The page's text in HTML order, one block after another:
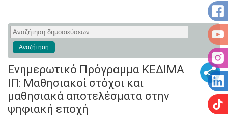
Ενημερωτικό Πρόγραμμα ΚΕΔΙΜΑ
ΙΠ: Μαθησιακοί στόχοι και
μαθησιακά αποτελέσματα στην
ψηφιακή εποχή